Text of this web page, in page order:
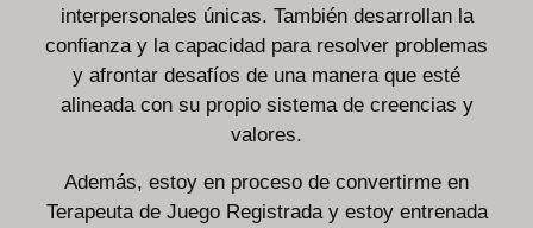
interpersonales únicas. También desarrollan la
confianza y la capacidad para resolver problemas
y afrontar desafíos de una manera que esté
alineada con su propio sistema de creencias y
valores.
Además, estoy en proceso de convertirme en
Terapeuta de Juego Registrada y estoy entrenada